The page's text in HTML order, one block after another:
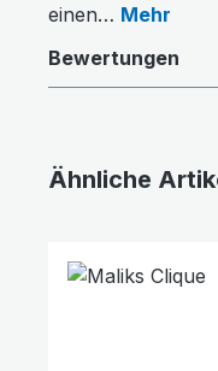
einen… Mehr
Bewertungen
Ähnliche